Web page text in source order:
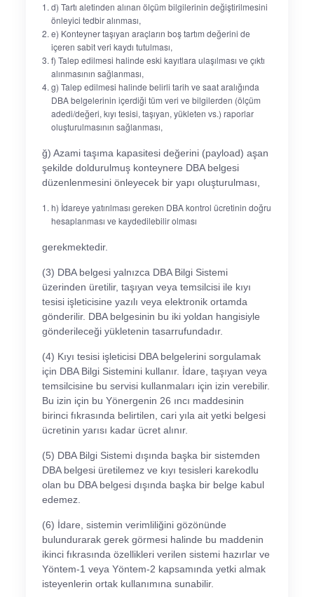
d) Tartı aletinden alınan ölçüm bilgilerinin değiştirilmesini
önleyici tedbir alınması,
e) Konteyner taşıyan araçların boş tartım değerini de
içeren sabit veri kaydı tutulması,
f) Talep edilmesi halinde eski kayıtlara ulaşılması ve çıktı
alınmasının sağlanması,
g) Talep edilmesi halinde belirli tarih ve saat aralığında
DBA belgelerinin içerdiği tüm veri ve bilgilerden (ölçüm
adedi/değeri, kıyı tesisi, taşıyan, yükleten vs.) raporlar
oluşturulmasının sağlanması,
ğ) Azami taşıma kapasitesi değerini (payload) aşan
şekilde doldurulmuş konteynere DBA belgesi
düzenlenmesini önleyecek bir yapı oluşturulması,
h) İdareye yatırılması gereken DBA kontrol ücretinin doğru
hesaplanması ve kaydedilebilir olması
gerekmektedir.
(3) DBA belgesi yalnızca DBA Bilgi Sistemi
üzerinden üretilir, taşıyan veya temsilcisi ile kıyı
tesisi işleticisine yazılı veya elektronik ortamda
gönderilir. DBA belgesinin bu iki yoldan hangisiyle
gönderileceği yükletenin tasarrufundadır.
(4) Kıyı tesisi işleticisi DBA belgelerini sorgulamak
için DBA Bilgi Sistemini kullanır. İdare, taşıyan veya
temsilcisine bu servisi kullanmaları için izin verebilir.
Bu izin için bu Yönergenin 26 ıncı maddesinin
birinci fıkrasında belirtilen, cari yıla ait yetki belgesi
ücretinin yarısı kadar ücret alınır.
(5) DBA Bilgi Sistemi dışında başka bir sistemden
DBA belgesi üretilemez ve kıyı tesisleri karekodlu
olan bu DBA belgesi dışında başka bir belge kabul
edemez.
(6) İdare, sistemin verimliliğini gözönünde
bulundurarak gerek görmesi halinde bu maddenin
ikinci fıkrasında özellikleri verilen sistemi hazırlar ve
Yöntem-1 veya Yöntem-2 kapsamında yetki almak
isteyenlerin ortak kullanımına sunabilir.